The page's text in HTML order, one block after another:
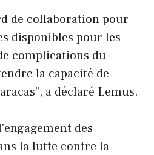
de collaboration pour
disponibles pour les
complications du
la capacité de
a déclaré Lemus.
des
la lutte contre la